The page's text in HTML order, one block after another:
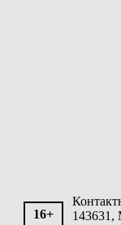
16+
143631,